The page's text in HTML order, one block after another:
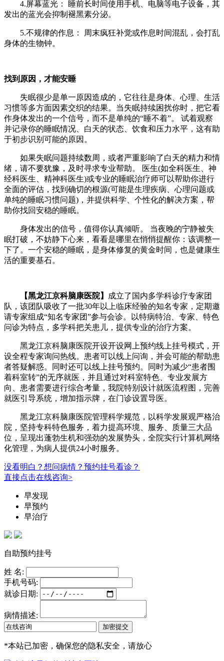
4.​​屏幕蓝光：​​ 睡前长时间使用手机、电脑等电子设备，其
发出的蓝光会抑制褪黑素分泌。
5.​​不规律的作息：​​ 周末疯狂补觉或作息时间混乱，会打乱
身体的生物钟。
​​找到原因，才能安睡​​
失眠很少是单一原因造成的，它往往是身体、心理、生活
习惯等多方面因素交织的结果。​​当失眠持续困扰你时，把它看
作身体发出的一个信号，而不是单纯的“睡不着”。​​ 试着观察
并记录你的睡眠情况、白天的状态、饮食和压力水平，这有助
于初步识别可能的原因。
​​如果失眠问题持续数周，或者严重影响了白天的精力和情
绪，请不要犹豫，及时寻求专业帮助。​​ 医生(如全科医生、神
经科医生、精神科医生)或专业的睡眠治疗师可以帮助你进行
全面的评估，找到确切的根源(可能是生理疾病、心理问题或
单纯的睡眠习惯问题)，并提供科学、个性化的解决方案，帮
助你找回安稳的睡眠。
​​身体发出的信号，值得你认真倾听。​​ 当夜晚的宁静被失
眠打破，不妨静下心来，看看是哪里在悄悄提醒你：该调整一
下了。一个安稳的睡眠，是身体修复的黄金时间，也是健康生
活的重要基石。
【黑龙江京科脑康医院】
成立了国内多学科诊疗专家团
队，该团队吸收了一批30年以上临床经验的知名专家，定期邀
请专家组成“知名专家团”参与会诊。以特病特治、专家、特色
问诊为特点，多学科把关患儿，提供专业的治疗方案。
黑龙江京科脑康医院开设开设网上预约线上挂号模式，开
设全程专家询问热线。患者可以线上问询，并会可能的帮助患
者答疑解惑。同时还可以线上挂号预约。同时为减少“患者围
着科室转”的无序就医，并且通过对科室特色、专业发展方
向、患者需要进行综合考量，我院特别设计就医流程图，完善
就医引导系统，增加指示牌，在门诊设置导医。
黑龙江京科脑康医院管理科学规范，以科学发展观严格治
院，坚持专科特色服务，着力提高环境、服务、质量三大品
位，呈现出蓬勃生机和强劲的发展势头，全院实行计算机网络
化管理，为病人提供24小时服务。
没看明白？想问病情？预约挂号看诊？
直接点击在线咨询>
早发现
早预约
早治疗
自助预约挂号
姓 名:
手机号码:
就诊日期:
病情描述:
*本站已加密，确保您的隐私安全，请放心